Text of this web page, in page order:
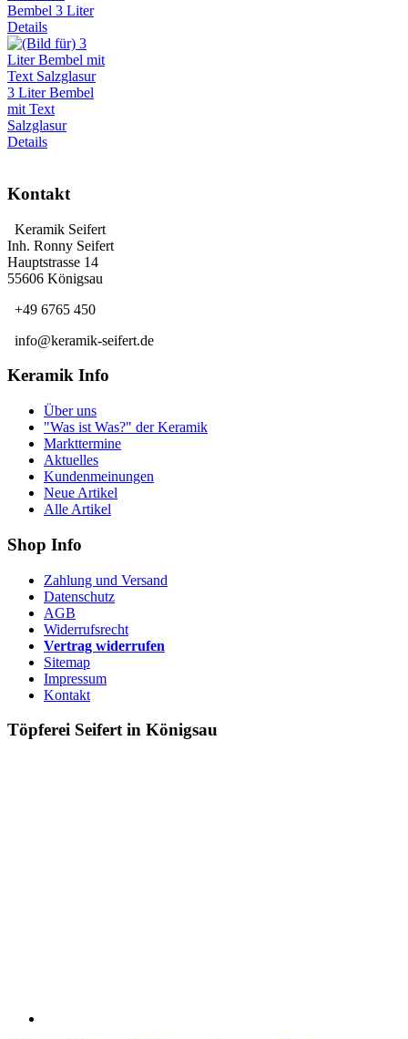
Bembel 3 Liter
Details
3 Liter Bembel
mit Text
Salzglasur
Details
Kontakt
Keramik Seifert
Inh. Ronny Seifert
Hauptstrasse 14
55606 Königsau
+49 6765 450
info@keramik-seifert.de
Keramik Info
Über uns
"Was ist Was?" der Keramik
Markttermine
Aktuelles
Kundenmeinungen
Neue Artikel
Alle Artikel
Shop Info
Zahlung und Versand
Datenschutz
AGB
Widerrufsrecht
Vertrag widerrufen
Sitemap
Impressum
Kontakt
Töpferei Seifert in Königsau